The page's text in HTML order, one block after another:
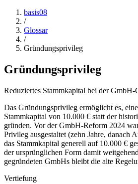
basis08
/
Glossar
/
Gründungsprivileg
Gründungsprivileg
Reduziertes Stammkapital bei der GmbH-
Das Gründungsprivileg ermöglicht es,
Stammkapital von 10.000 € statt der
gründen. Vor der GmbH-Reform 2024
Privileg ausgestaltet (zehn Jahre, danach
das Stammkapital generell auf 10.000 €
der ursprünglichen Form damit
gegründeten GmbHs bleibt die alte
Vertiefung